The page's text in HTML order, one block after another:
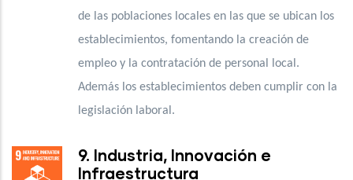
de las poblaciones locales en las que se ubican los
establecimientos, fomentando la creación de
empleo y la contratación de personal local.
Además los establecimientos deben cumplir con la
legislación laboral.
9. Industria, Innovación e
Infraestructura